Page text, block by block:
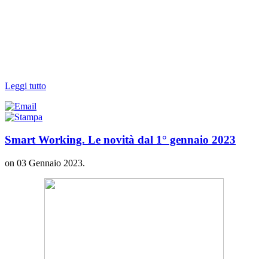
Leggi tutto
Smart Working. Le novità dal 1° gennaio 2023
on 03 Gennaio 2023.